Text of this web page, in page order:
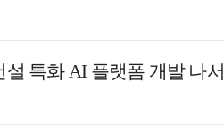
특화 AI 플랫폼 개발 나서